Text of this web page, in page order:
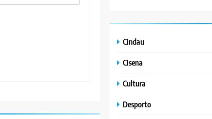
Cindau
Cisena
Cultura
Desporto